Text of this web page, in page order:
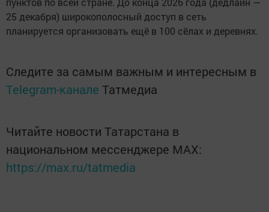
25 декабря) широкополосный доступ в сеть
планируется организовать ещё в 100 сёлах и деревнях.
Следите за самым важным и интересным в
Telegram-канале Татмедиа
Читайте новости Татарстана в
национальном мессенджере MАХ:
https://max.ru/tatmedia